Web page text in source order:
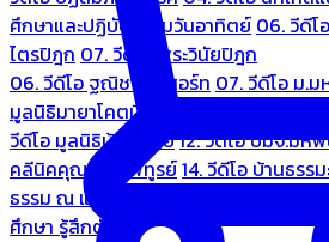
ศึกษาและปฏิบัติธรรมวันอาทิตย์ 06. วีดีโ
ไตรปิฎก 07. วีดีโอ พระวินัยปิฎก
06. วีดีโอ ฐณิชาฌ์รีสอร์ท 07. วีดีโอ ม.
มูลนิธิมายาโคตมี
วีดีโอ มูลนิธิบ้านอารีย์12. วีดีโอ บมจ.มห
คลีนิคคุณหมอไพทูรย์14. วีดีโอ บ้านธรร
ธรรม ณ แดนพุทธภูมิ
ศึกษา รู้สึกตัว